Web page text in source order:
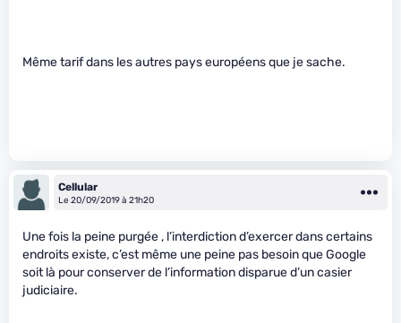
Même tarif dans les autres pays européens que je sache.
Cellular
Le 20/09/2019 à 21h20
Une fois la peine purgée , l’interdiction d’exercer dans certains
endroits existe, c’est même une peine pas besoin que Google
soit là pour conserver de l’information disparue d’un casier
judiciaire.